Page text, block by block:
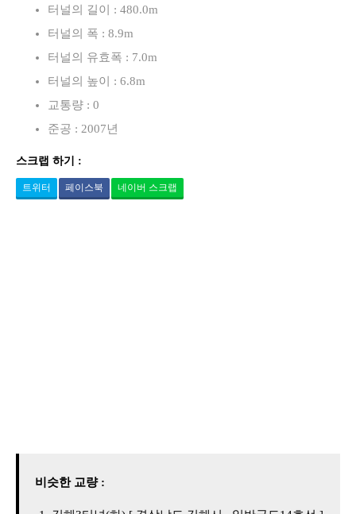
터널의 길이 : 480.0m
터널의 폭 : 8.9m
터널의 유효폭 : 7.0m
터널의 높이 : 6.8m
교통량 : 0
준공 : 2007년
스크랩 하기 :
트위터 페이스북 네이버 스크랩
비슷한 교량 :